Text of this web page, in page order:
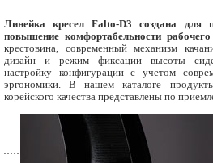
Линейка кресел Falto-D3 создана для
повышение комфортабельности
крестовина, современный механизм
дизайн и режим фиксации высоты
настройку конфигурации с учетом
эргономики. В нашем каталоге
корейского качества представлены по